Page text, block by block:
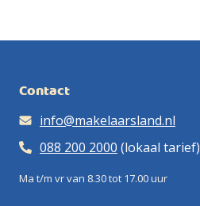
Contact
info@makelaarsland.nl
088 200 2000 (lokaal tarief)
Ma t/m vr van 8.30 tot 17.00 uur